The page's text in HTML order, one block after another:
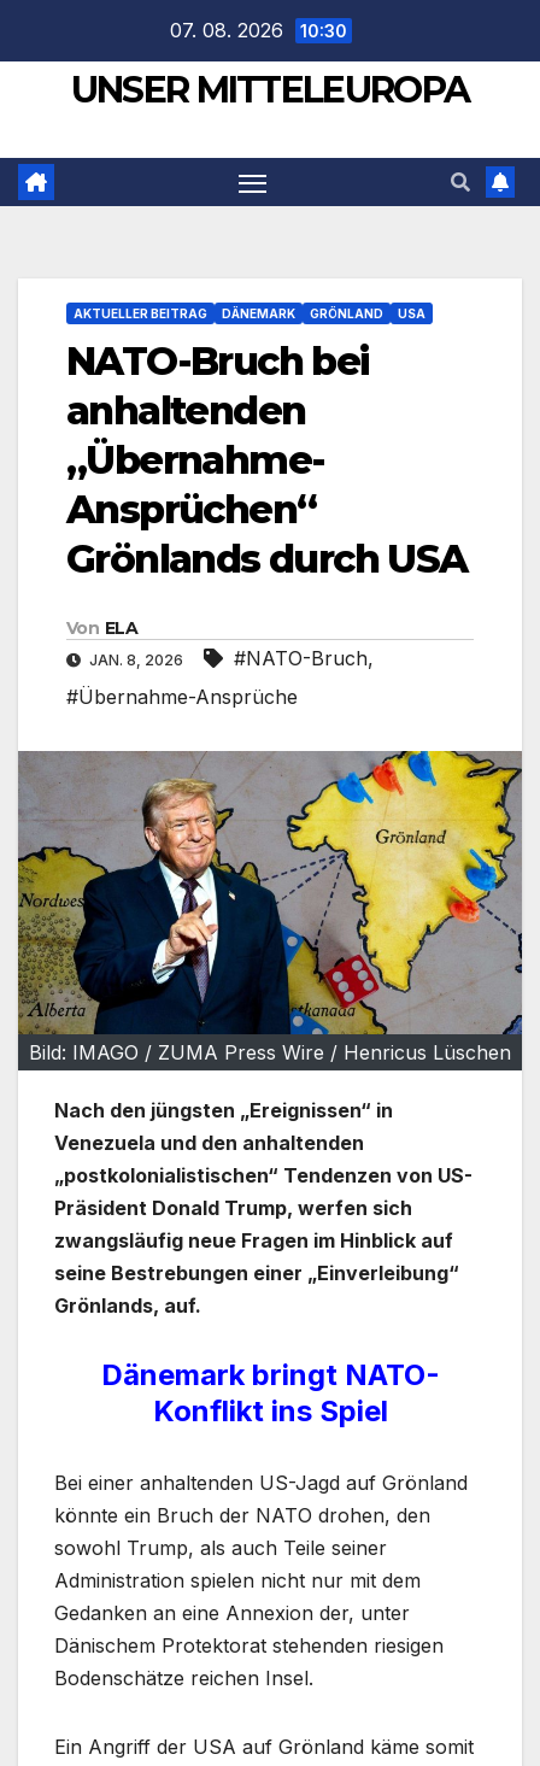
springen
07. 08. 2026 10:30
UNSER MITTELEUROPA
AKTUELLER BEITRAG DÄNEMARK GRÖNLAND USA
NATO-Bruch bei
anhaltenden
„Übernahme-
Ansprüchen“
Grönlands durch USA
Von ELA
JAN. 8, 2026 #NATO-Bruch,
#Übernahme-Ansprüche
Bild: IMAGO / ZUMA Press Wire / Henricus Lüschen
Nach den jüngsten „Ereignissen“ in
Venezuela und den anhaltenden
„postkolonialistischen“ Tendenzen von US-
Präsident Donald Trump, werfen sich
zwangsläufig neue Fragen im Hinblick auf
seine Bestrebungen einer „Einverleibung“
Grönlands, auf.
Dänemark bringt NATO-
Konflikt ins Spiel
Bei einer anhaltenden US-Jagd auf Grönland
könnte ein Bruch der NATO drohen, den
sowohl Trump, als auch Teile seiner
Administration spielen nicht nur mit dem
Gedanken an eine Annexion der, unter
Dänischem Protektorat stehenden riesigen
Bodenschätze reichen Insel.
Ein Angriff der USA auf Grönland käme somit